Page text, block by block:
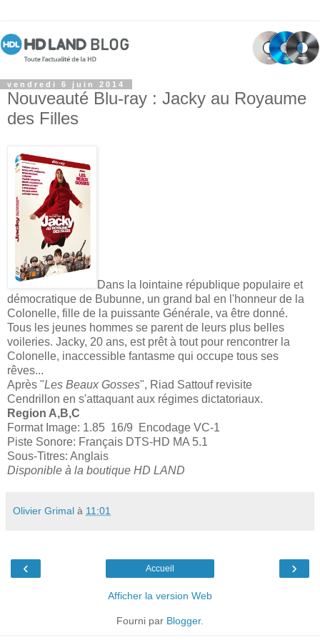
vendredi 6 juin 2014
Nouveauté Blu-ray : Jacky au Royaume
des Filles
Dans la lointaine république populaire et
démocratique de Bubunne, un grand bal en l'honneur de la
Colonelle, fille de la puissante Générale, va être donné.
Tous les jeunes hommes se parent de leurs plus belles
voileries. Jacky, 20 ans, est prêt à tout pour rencontrer la
Colonelle, inaccessible fantasme qui occupe tous ses
rêves...
Après "Les Beaux Gosses", Riad Sattouf revisite
Cendrillon en s'attaquant aux régimes dictatoriaux.
Region A,B,C
Format Image: 1.85 16/9 Encodage VC-1
Piste Sonore: Français DTS-HD MA 5.1
Sous-Titres: Anglais
Disponible à la boutique HD LAND
Olivier Grimal à 11:01
‹ ›
Accueil
Afficher la version Web
Fourni par Blogger.